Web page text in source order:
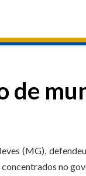
de
(MG),
no